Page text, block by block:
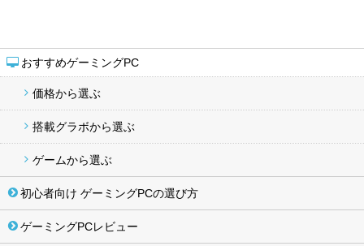
おすすめゲーミングPC
価格から選ぶ
搭載グラボから選ぶ
ゲームから選ぶ
初心者向け ゲーミングPCの選び方
ゲーミングPCレビュー